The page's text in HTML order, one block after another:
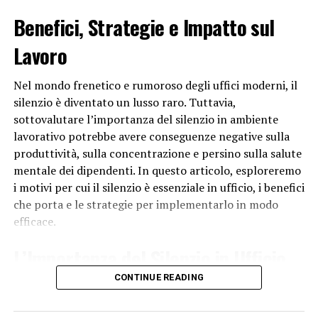
museo d’arte e antropologia. Il Mudec ospita mostre
temporanee e permanenti che mettono in mostra opere
d’arte e manufatti provenienti da diverse culture del
mondo.
Questo quartiere è diventato un punto di riferimento
per Milano, attirando turisti e visitatori da tutto il
mondo. La sua architettura innovativa, la varietà di
servizi offerti e la sua posizione strategica lo rendono
un luogo unico e affascinante. Inoltre, Citylife è stato
concepito con l’attenzione per la sostenibilità e
l’efficienza energetica, contribuendo così alla visione di
una Milano più ecologica e all’avanguardia.
nome dal complesso immobiliare omonimo che ha
trasformato un’area dismessa in un vibrante centro
urbano. Citylife è diventato un centro di aggregazione
Benefici, Strategie e Impatto sul
Lavoro
Nel mondo frenetico e rumoroso degli uffici moderni, il
silenzio è diventato un lusso raro. Tuttavia,
sottovalutare l’importanza del silenzio in ambiente
lavorativo potrebbe avere conseguenze negative sulla
produttività, sulla concentrazione e persino sulla salute
mentale dei dipendenti. In questo articolo, esploreremo
i motivi per cui il silenzio è essenziale in ufficio, i benefici
che porta e le strategie per implementarlo in modo
efficace.
L’Importanza del Silenzio in Ufficio
Il silenzio inufficioè fondamentale per diversi motivi:
CONTINUE READING